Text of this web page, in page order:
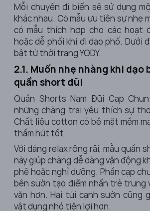
Mỗi chuyến đi biển sẽ sử dụng
khác nhau. Có mẫu ưu tiên sự nhẹ
có mẫu thích hợp cho các hoạt
hoặc dễ phối khi đi dạo phố. Dưới
bật từ thời trang YODY.
2.1. Muốn nhẹ nhàng khi dạo
quần short đũi
Quần Shorts Nam Đũi Cạp
những chàng trai yêu thích sự
Chất liệu cotton có bề mặt mềm
thấm hút tốt.
Với dáng relax rộng rãi, mẫu quần
này giúp chàng dễ dàng vận động
phê hoặc nghỉ dưỡng. Phần cạp
bên sườn tạo điểm nhấn trẻ trung
vặn hơn. Hai túi cạnh sườn cũng
vật dụng nhỏ tiện lợi hơn.